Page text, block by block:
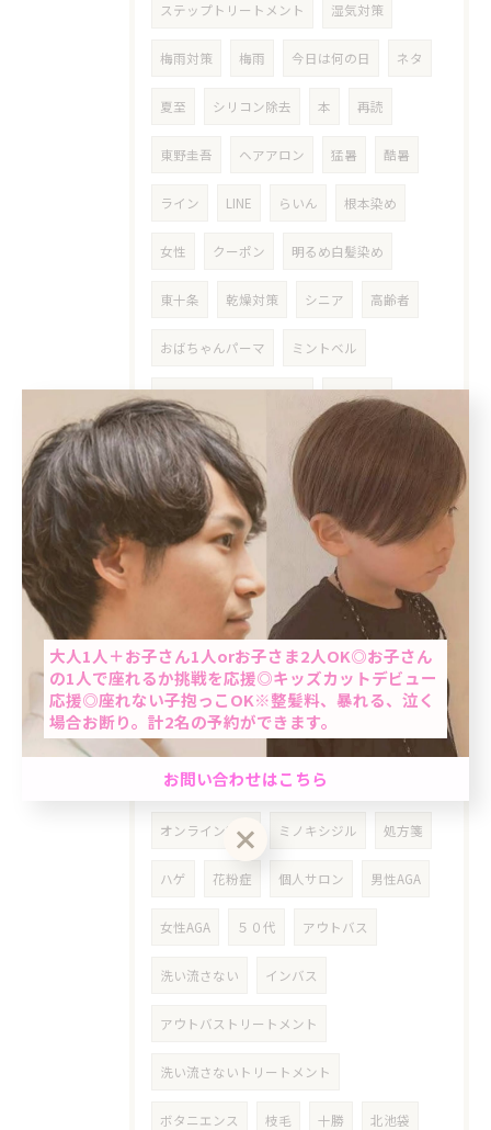
ステップトリートメント 湿気対策
梅雨対策 梅雨 今日は何の日 ネタ
夏至 シリコン除去 本 再読
東野圭吾 ヘアアロン 猛暑 酷暑
ライン LINE らいん 根本染め
女性 クーポン 明るめ白髪染め
東十条 乾燥対策 シニア 高齢者
おばちゃんパーマ ミントベル
マリンブルーシャンプー 60歳以上
平日 ６０代 ７０代
だるさ 疲れ 気分転換 お知らせ
リタッチヘアカラー ベビーカー
ベビーカーOK 子供連れ
趣味活 国宝 明るい白髪染め 王子
ファッションカラー おしゃれ染め
王子駅 AGA 加齢
老化 診療 ウープス
オンライン診療 ミノキシジル 処方箋
ハゲ 花粉症 個人サロン 男性AGA
女性AGA ５０代 アウトバス
洗い流さない インバス
アウトバストリートメント
洗い流さないトリートメント
ボタニエンス 枝毛 十勝 北池袋
当日予約OK
クーポン一覧はこちら
大人1人＋お子さん1人orお子さま2人OK◎お子さん
の1人で座れるか挑戦を応援◎キッズカットデビュー
応援◎座れない子抱っこOK※整髪料、暴れる、泣く
場合お断り。計2名の予約ができます。
お問い合わせはこちら
男性限定★最短60分で完了のクイック白髪染め＆カ
ット☆「ちょっと気になる…」を気軽にケア。週末
前におすすめ◎自然で清潔感のある仕上がり☆
お問い合わせはこちら